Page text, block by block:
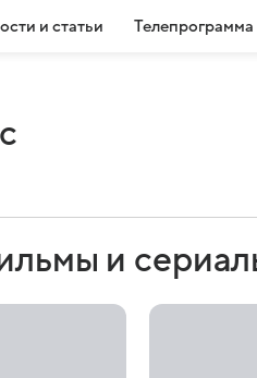
и статьи Телепрограмма
и